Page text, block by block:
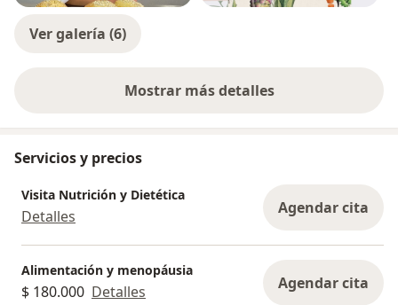
Ver galería (6)
Mostrar más detalles
sobre la experiencia
Servicios y precios
Visita Nutrición y Dietética
Detalles Agendar cita
Alimentación y menopáusia
$ 180.000 Detalles Agendar cita